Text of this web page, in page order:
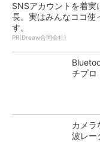
SNSアカウントを着実
長。実はみんなココ使
す。
PR(Dreaw合同会社)
チプロ
カメ
波レー